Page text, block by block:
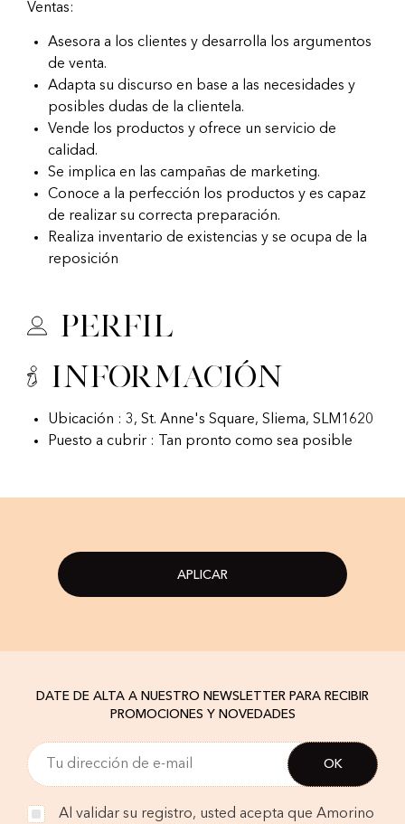
Ventas:
Asesora a los clientes y desarrolla los argumentos
de venta.
Adapta su discurso en base a las necesidades y
posibles dudas de la clientela.
Vende los productos y ofrece un servicio de
calidad.
Se implica en las campañas de marketing.
Conoce a la perfección los productos y es capaz
de realizar su correcta preparación.
Realiza inventario de existencias y se ocupa de la
reposición
Perfil
Información
Ubicación : 3, St. Anne's Square, Sliema, SLM1620
Puesto a cubrir : Tan pronto como sea posible
APLICAR
DATE DE ALTA A NUESTRO NEWSLETTER PARA RECIBIR
PROMOCIONES Y NOVEDADES
Al validar su registro, usted acepta que Amorino